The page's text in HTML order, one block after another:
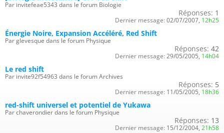
Par invitefeae5343 dans le forum Biologie
Réponses: 1
Dernier message: 02/07/2007, 12h25
Énergie Noire, Expansion Accéléré, Red Shift
Par glevesque dans le forum Physique
Réponses: 42
Dernier message: 29/05/2005, 14h04
Le red shift
Par invite92f54963 dans le forum Archives
Réponses: 5
Dernier message: 11/05/2005, 18h36
red-shift universel et potentiel de Yukawa
Par chaverondier dans le forum Physique
Réponses: 13
Dernier message: 15/12/2004, 21h58